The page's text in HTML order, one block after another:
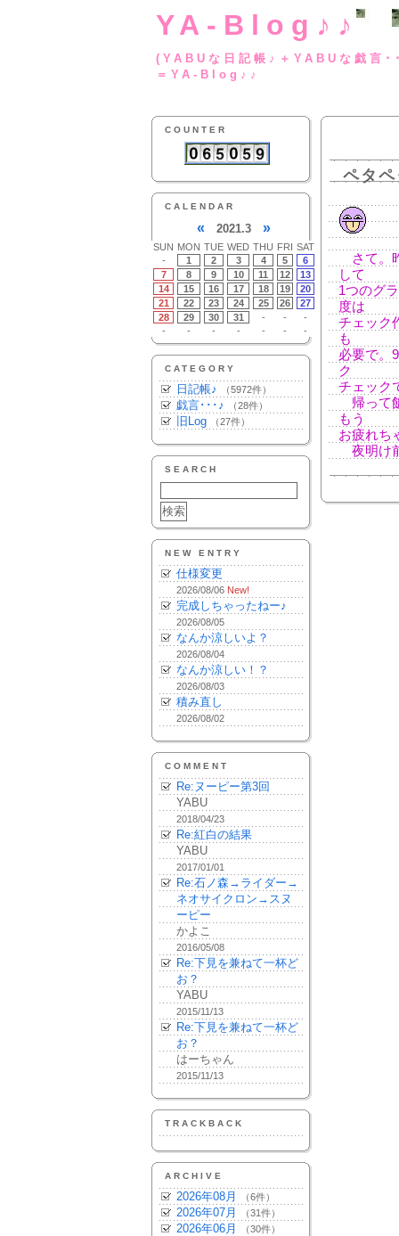
YA-Blog♪♪
(YABUな日記帳♪
＝YA-Blog♪♪
COUNTER
CALENDAR
« 2021.3 »
SUN MON TUE WED THU FRI SAT
-
1 2 3 4 5
6
7
8 9 10 11 12
13
14
15 16 17 18 19
20
21
22 23 24 25 26
27
28
29 30 31 - -
-
-
- - - - - -
CATEGORY
日記帳♪ （5972件）
戯言･･･♪ （28件）
旧Log （27件）
SEARCH
NEW ENTRY
仕様変更
2026/08/06 New!
完成しちゃったねー♪
2026/08/05
なんか涼しいよ？
2026/08/04
なんか涼しい！？
2026/08/03
積み直し
2026/08/02
COMMENT
Re:ヌーピー第3回
YABU
2018/04/23
Re:紅白の結果
YABU
2017/01/01
Re:石ノ森→ライダー→
ネオサイクロン→スヌ
ーピー
かよこ
2016/05/08
Re:下見を兼ねて一杯ど
お？
YABU
2015/11/13
Re:下見を兼ねて一杯ど
お？
はーちゃん
2015/11/13
TRACKBACK
ARCHIVE
2026年08月 （6件）
2026年07月 （31件）
2026年06月 （30件）
ペタ
さて。
して
1つのグ
度は
チェック
も
必要で。
ク
チェック
帰って
もう
お疲れち
夜明け